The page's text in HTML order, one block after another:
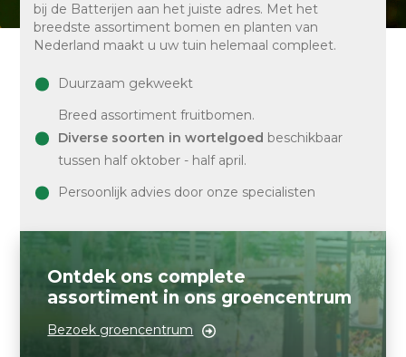
bij de Batterijen aan het juiste adres. Met het
breedste assortiment bomen en planten van
Nederland maakt u uw tuin helemaal compleet.
Duurzaam gekweekt
Breed assortiment fruitbomen.
Diverse soorten in wortelgoed beschikbaar
tussen half oktober - half april.
Persoonlijk advies door onze specialisten
Ontdek ons complete
assortiment in ons groencentrum
Bezoek groencentrum